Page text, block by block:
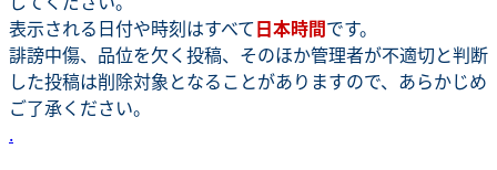
表示される日付や時刻はすべて日本時間です。
誹謗中傷、品位を欠く投稿、そのほか管理者が不適切と判断
した投稿は削除対象となることがありますので、あらかじめ
ご了承ください。
.